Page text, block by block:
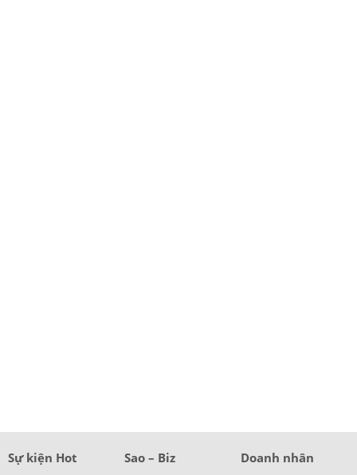
Sự kiện Hot Sao – Biz
Doanh nhân